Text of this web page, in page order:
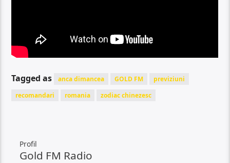
Tagged as anca dimancea GOLD FM
previziuni
recomandari
romania zodiac chinezesc
Profil
Gold FM Radio